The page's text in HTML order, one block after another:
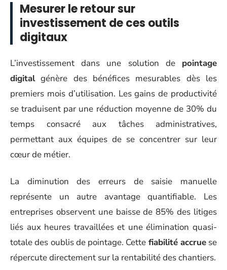
Mesurer le retour sur
investissement de ces outils
digitaux
L’investissement dans une solution de pointage
digitalgénère des bénéfices mesurables dès les
premiers mois d’utilisation. Les gains de productivité
se traduisent par une réduction moyenne de 30% du
temps consacré aux tâches administratives,
permettant aux équipes de se concentrer sur leur
cœur de métier.
La diminution des erreurs de saisie manuelle
représente un autre avantage quantifiable. Les
entreprises observent une baisse de 85% des litiges
liés aux heures travaillées et une élimination quasi-
totale des oublis de pointage. Cette fiabilité accruese
répercute directement sur la rentabilité des chantiers.